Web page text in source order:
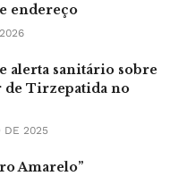
endereço
alerta sanitário sobre
Tirzepatida no
DE 2025
Amarelo”